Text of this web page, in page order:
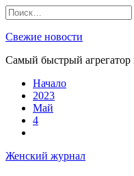
Skip
to
content
Найти:
Свежие новости
Самый быстрый агрегатор
Начало
2023
Май
4
Женский журнал